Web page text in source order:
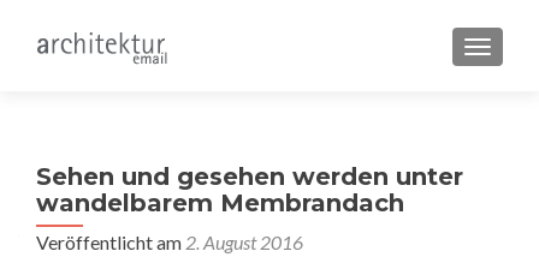
Sehen und gesehen werden unter
wandelbarem Membrandach
Veröffentlicht am 2. August 2016